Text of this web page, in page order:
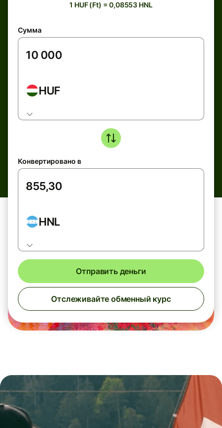
1 HUF (Ft) = 0,08553 HNL
Сумма
HUF
Конвертировано в
HNL
Отправить деньги
Отслеживайте обменный курс